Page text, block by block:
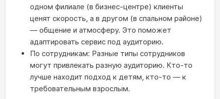
одном филиале (в бизнес-центре) клиенты
ценят скорость, а в другом (в спальном районе)
— общение и атмосферу. Это поможет
адаптировать сервис под аудиторию.
По сотрудникам: Разные типы сотрудников
могут привлекать разную аудиторию. Кто-то
лучше находит подход к детям, кто-то — к
требовательным взрослым.